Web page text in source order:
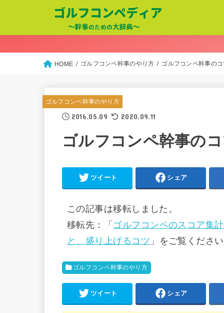
HOME ゴルフコンペ幹事のやり方 ゴルフコンペ幹事の
ゴルフコンペ幹事のやり方
2016.05.09 2020.09.11
ゴルフコンペ幹事の
ツイート シェア
この記事は移転しました。
移転先：「 ゴルフコンペのスコア集
と、盛り上げるコツ 」をご覧くださ
ゴルフコンペ幹事のやり方
ツイート シェア